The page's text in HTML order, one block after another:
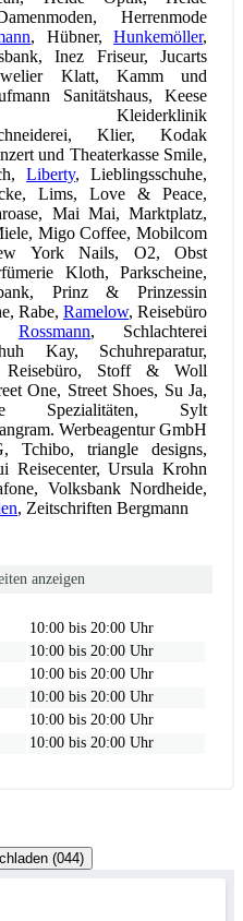
Herrenmode
, Hübner,Hunkemöller,
Inez Friseur, Jucarts
Klatt, Kamm und
Sanitätshaus, Keese
Kleiderklinik
Klier, Kodak
und Theaterkasse Smile,
Liberty, Lieblingsschuhe,
Lims, Love & Peace,
Mai Mai, Marktplatz,
Migo Coffee, Mobilcom
York Nails, O2, Obst
Kloth, Parkscheine,
Prinz & Prinzessin
Rabe, Ramelow, Reisebüro
Rossmann, Schlachterei
Kay, Schuhreparatur,
Reisebüro, Stoff & Woll
One, Street Shoes, Su Ja,
Spezialitäten, Sylt
Werbeagentur GmbH
triangle designs,
Reisecenter, Ursula Krohn
Volksbank Nordheide,
, Zeitschriften Bergmann
anzeigen
10:00 bis 20:00 Uhr
10:00 bis 20:00 Uhr
10:00 bis 20:00 Uhr
10:00 bis 20:00 Uhr
10:00 bis 20:00 Uhr
10:00 bis 20:00 Uhr
(044)